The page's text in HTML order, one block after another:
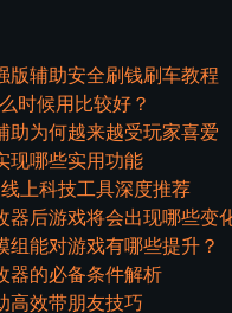
版辅助安全刷钱刷车教程
时候用比较好？
助为何越来越受玩家喜爱
现哪些实用功能
上科技工具深度推荐
器后游戏将会出现哪些变
组能对游戏有哪些提升？
器的必备条件解析
高效带朋友技巧